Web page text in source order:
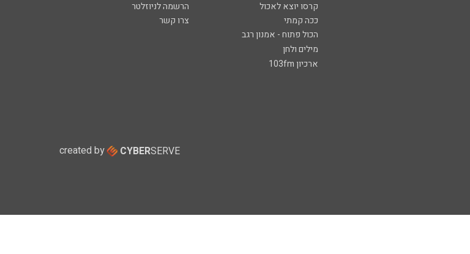
קרסו יוצא לאכול
הרשמה לניוזלטר
ככה קמתי
צרו קשר
הכול פתוח - אמנון רגב
מילים ולחן
ארכיון 103fm
created by CYBERSERVE